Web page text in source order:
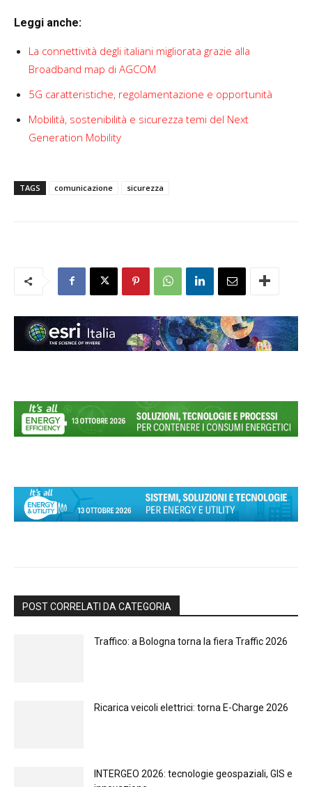
Leggi anche:
La connettività degli italiani migliorata grazie alla
Broadband map di AGCOM
5G caratteristiche, regolamentazione e opportunità
Mobilità, sostenibilità e sicurezza temi del Next
Generation Mobility
TAGS comunicazione sicurezza
POST CORRELATI DA CATEGORIA
Traffico: a Bologna torna la fiera Traffic 2026
Ricarica veicoli elettrici: torna E-Charge 2026
INTERGEO 2026: tecnologie geospaziali, GIS e